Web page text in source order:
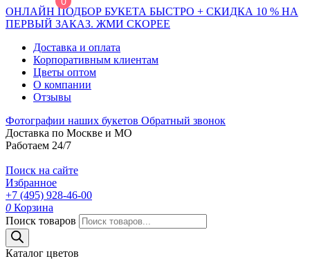
ОНЛАЙН ПОДБОР БУКЕТА БЫСТРО + СКИДКА 10 % НА
ПЕРВЫЙ ЗАКАЗ. ЖМИ СКОРЕЕ
Доставка и оплата
Корпоративным клиентам
Цветы оптом
О компании
Отзывы
Фотографии наших букетов Обратный звонок
Доставка по Москве и МО
Работаем 24/7
Поиск на сайте
Избранное
+7 (495) 928-46-00
0 Корзина
Поиск товаров
Каталог цветов